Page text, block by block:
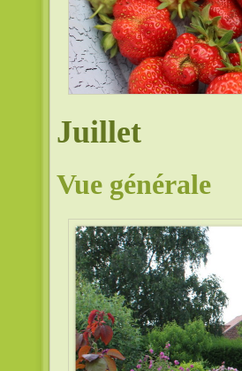
Juillet
Vue générale